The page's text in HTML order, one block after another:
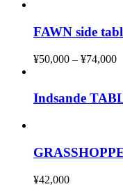
FAWN side
¥50,000 – ¥74,000価
Indsande
¥42,000